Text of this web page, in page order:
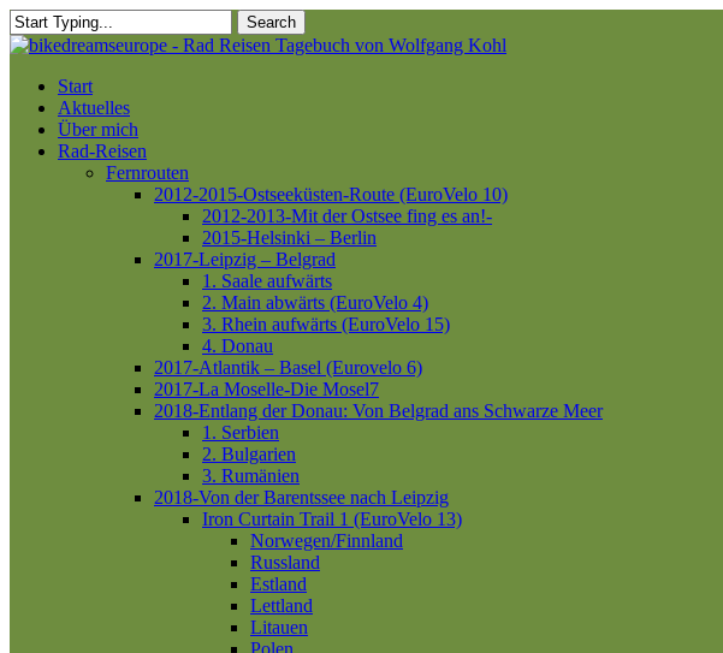
Skip
to
content
Search
Close
Menu
Start
Aktuelles
Über mich
Rad-Reisen
Fernrouten
2012-2015-Ostseeküsten-Route (EuroVelo 10)
2012-2013-Mit der Ostsee fing es an!-
2015-Helsinki – Berlin
2017-Leipzig – Belgrad
1. Saale aufwärts
2. Main abwärts (EuroVelo 4)
3. Rhein aufwärts (EuroVelo 15)
4. Donau
2017-Atlantik – Basel (Eurovelo 6)
2017-La Moselle-Die Mosel7
2018-Entlang der Donau: Von Belgrad ans Schwarze Meer
1. Serbien
2. Bulgarien
3. Rumänien
2018-Von der Barentssee nach Leipzig
Iron Curtain Trail 1 (EuroVelo 13)
Norwegen/Finnland
Russland
Estland
Lettland
Litauen
Polen